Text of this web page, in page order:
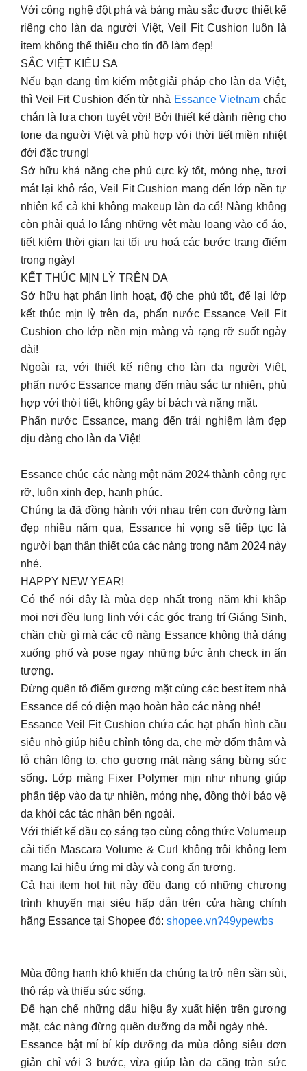
Với công nghệ đột phá và bảng màu sắc được thiết kế
riêng cho làn da người Việt, Veil Fit Cushion luôn là
item không thể thiếu cho tín đồ làm đẹp!
SẮC VIỆT KIÊU SA
Nếu bạn đang tìm kiếm một giải pháp cho làn da Việt,
thì Veil Fit Cushion đến từ nhà Essance Vietnam chắc
chắn là lựa chọn tuyệt vời! Bởi thiết kế dành riêng cho
tone da người Việt và phù hợp với thời tiết miền nhiệt
đới đặc trưng!
Sở hữu khả năng che phủ cực kỳ tốt, mỏng nhẹ, tươi
mát lại khô ráo, Veil Fit Cushion mang đến lớp nền tự
nhiên kể cả khi không makeup làn da cổ! Nàng không
còn phải quá lo lắng những vệt màu loang vào cổ áo,
tiết kiệm thời gian lại tối ưu hoá các bước trang điểm
trong ngày!
KẾT THÚC MỊN LỲ TRÊN DA
Sở hữu hạt phấn linh hoạt, độ che phủ tốt, để lại lớp
kết thúc mịn lỳ trên da, phấn nước Essance Veil Fit
Cushion cho lớp nền mịn màng và rạng rỡ suốt ngày
dài!
Ngoài ra, với thiết kế riêng cho làn da người Việt,
phấn nước Essance mang đến màu sắc tự nhiên, phù
hợp với thời tiết, không gây bí bách và nặng mặt.
Phấn nước Essance, mang đến trải nghiệm làm đẹp
dịu dàng cho làn da Việt!
Essance chúc các nàng một năm 2024 thành công rực
rỡ, luôn xinh đẹp, hạnh phúc.
Chúng ta đã đồng hành với nhau trên con đường làm
đẹp nhiều năm qua, Essance hi vọng sẽ tiếp tục là
người bạn thân thiết của các nàng trong năm 2024 này
nhé.
HAPPY NEW YEAR!
Có thể nói đây là mùa đẹp nhất trong năm khi khắp
mọi nơi đều lung linh với các góc trang trí Giáng Sinh,
chần chừ gì mà các cô nàng Essance không thả dáng
xuống phố và pose ngay những bức ảnh check in ấn
tượng.
Đừng quên tô điểm gương mặt cùng các best item nhà
Essance để có diện mạo hoàn hảo các nàng nhé!
Essance Veil Fit Cushion chứa các hạt phấn hình cầu
siêu nhỏ giúp hiệu chỉnh tông da, che mờ đốm thâm và
lỗ chân lông to, cho gương mặt nàng sáng bừng sức
sống. Lớp màng Fixer Polymer mịn như nhung giúp
phấn tiệp vào da tự nhiên, mỏng nhẹ, đồng thời bảo vệ
da khỏi các tác nhân bên ngoài.
Với thiết kế đầu cọ sáng tạo cùng công thức Volumeup
cải tiến Mascara Volume & Curl không trôi không lem
mang lại hiệu ứng mi dày và cong ấn tượng.
Cả hai item hot hit này đều đang có những chương
trình khuyến mại siêu hấp dẫn trên cửa hàng chính
hãng Essance tại Shopee đó: shopee.vn?49ypewbs
Mùa đông hanh khô khiến da chúng ta trở nên sần sùi,
thô ráp và thiếu sức sống.
Để hạn chế những dấu hiệu ấy xuất hiện trên gương
mặt, các nàng đừng quên dưỡng da mỗi ngày nhé.
Essance bật mí bí kíp dưỡng da mùa đông siêu đơn
giản chỉ với 3 bước, vừa giúp làn da căng tràn sức